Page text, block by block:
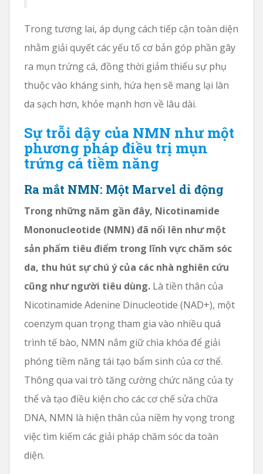
Trong tương lai, áp dụng cách tiếp cận toàn diện
nhằm giải quyết các yếu tố cơ bản góp phần gây
ra mụn trứng cá, đồng thời giảm thiểu sự phụ
thuộc vào kháng sinh, hứa hẹn sẽ mang lại làn
da sạch hơn, khỏe mạnh hơn về lâu dài.
Sự trỗi dậy của NMN như một
phương pháp điều trị mụn
trứng cá tiềm năng
Ra mắt NMN: Một Marvel di động
Trong những năm gần đây, Nicotinamide
Mononucleotide (NMN) đã nổi lên như một
sản phẩm tiêu điểm trong lĩnh vực chăm sóc
da, thu hút sự chú ý của các nhà nghiên cứu
cũng như người tiêu dùng. Là tiền thân của
Nicotinamide Adenine Dinucleotide (NAD+), một
coenzym quan trọng tham gia vào nhiều quá
trình tế bào, NMN nắm giữ chìa khóa để giải
phóng tiềm năng tái tạo bẩm sinh của cơ thể.
Thông qua vai trò tăng cường chức năng của ty
thể và tạo điều kiện cho các cơ chế sửa chữa
DNA, NMN là hiện thân của niềm hy vọng trong
việc tìm kiếm các giải pháp chăm sóc da toàn
diện.